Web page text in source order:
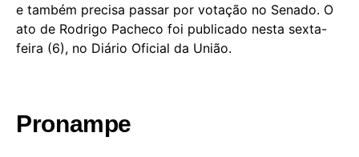
e também precisa passar por votação no Senado. O
ato de Rodrigo Pacheco foi publicado nesta sexta-
feira (6), no Diário Oficial da União.
Pronampe